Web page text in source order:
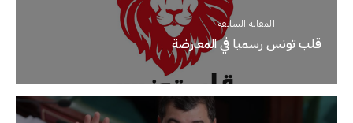
المقالة السابقة
قلب تونس رسميا في المعارضة